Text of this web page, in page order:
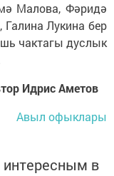
Малова, Фәридә
Лукина бер
чактагы дуслык
Идрис Аметов
Авыл офыклары
в